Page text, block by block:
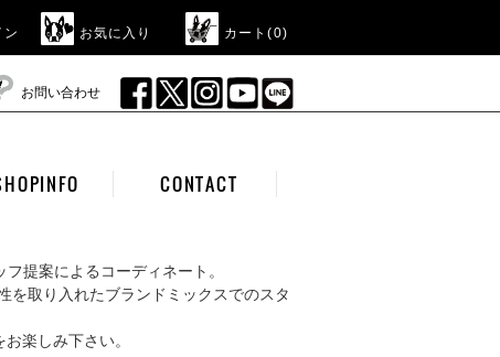
ン お気に入り カート(0)
お問い合わせ
CONTACT
提案によるコーディネート。
を取り入れたブランドミックスでのスタ
楽しみ下さい。